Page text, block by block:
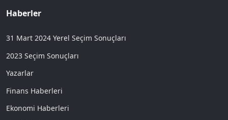
Haberler
31 Mart 2024 Yerel Seçim Sonuçları
2023 Seçim Sonuçları
Yazarlar
Finans Haberleri
Ekonomi Haberleri